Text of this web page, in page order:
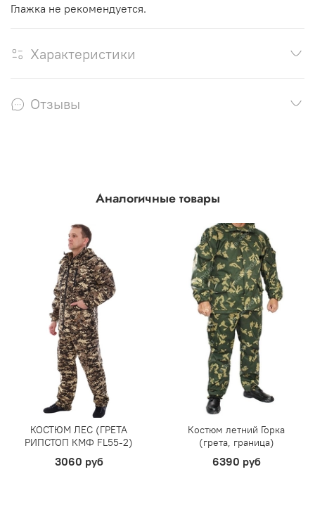
Глажка не рекомендуется.
Характеристики
Отзывы
Аналогичные товары
КОСТЮМ ЛЕС (ГРЕТА
РИПСТОП КМФ FL55-2)
3060 руб
Костюм летний Горка
(грета, граница)
6390 руб